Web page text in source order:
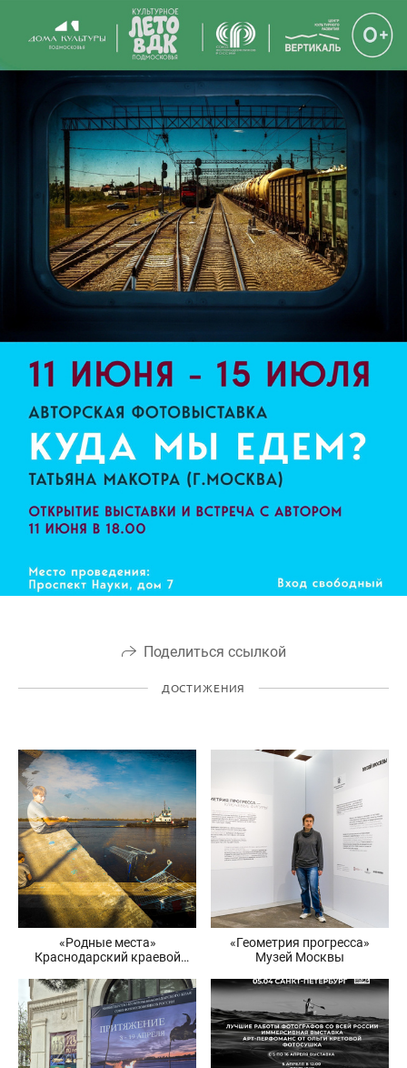
Поделиться ссылкой
ДОСТИЖЕНИЯ
«Родные места»
Краснодарский краевой
«Геометрия прогресса»
Музей Москвы